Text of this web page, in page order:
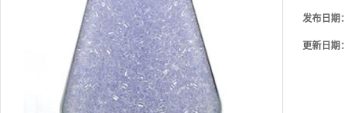
发布日期：
更新日期：